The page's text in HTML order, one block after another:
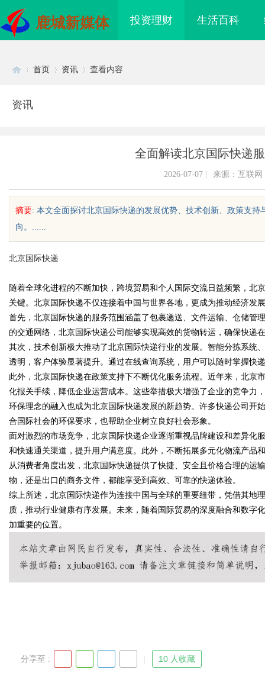
鹿城新媒体 投资理财 生活百科
uz
!
首页 资讯 查看内容
资讯
全面解读北京国际快递
2026-07-07 来源：互联网
摘要: 本文全面探讨北京国际快递的发展优势、技术创新、政策支
向。......
北京国际快递
随着全球化进程的不断加快，跨境贸易和个人国际交流日益频繁，北
关键。北京国际快递不仅连接着中国与世界各地，更成为推动经济发
首先，北京国际快递的服务范围涵盖了包裹递送、文件运输、仓储管
的交通网络，北京国际快递公司能够实现高效的货物转运，确保快递
其次，技术创新极大推动了北京国际快递行业的发展。智能分拣系统
透明，客户体验显著提升。通过在线查询系统，用户可以随时掌握快
此外，北京国际快递在政策支持下不断优化服务流程。近年来，北京
化报关手续，降低企业运营成本。这些举措极大增强了企业的竞争力
环保理念的融入也成为北京国际快递发展的新趋势。许多快递公司开
合国际社会的环保要求，也帮助企业树立良好社会形象。
面对激烈的市场竞争，北京国际快递企业逐渐重视品牌建设和差异化
和快速通关渠道，提升用户满意度。此外，不断拓展多元化物流产品
从消费者角度出发，北京国际快递提供了快捷、安全且价格合理的运
物，还是出口的商务文件，都能享受到高效、可靠的快递体验。
综上所述，北京国际快递作为连接中国与全球的重要纽带，凭借其地
质，推动行业健康有序发展。未来，随着国际贸易的深度融合和数字
加重要的位置。
分享至 : 10 人收藏
配眼镜
发体系全解析